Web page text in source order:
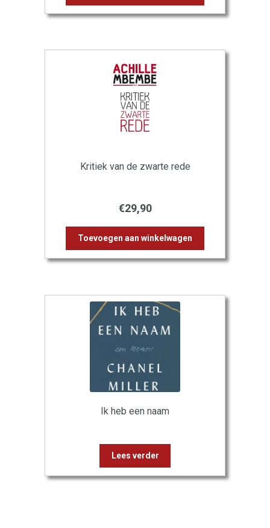
Kritiek van de zwarte rede
€29,90
Toevoegen aan winkelwagen
Ik heb een naam
Lees verder